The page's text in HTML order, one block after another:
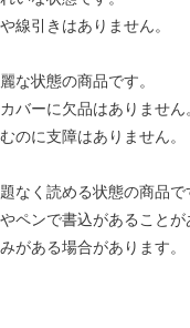
引きはありません。
状態の商品です。
ーに欠品はありません
に支障はありません。
く読める状態の商品で
ンで書込があることが
ある場合があります。